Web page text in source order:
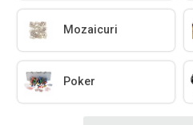
Mozaicuri
Poker